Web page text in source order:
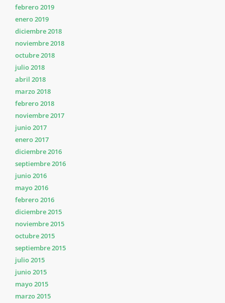
febrero 2019
enero 2019
diciembre 2018
noviembre 2018
octubre 2018
julio 2018
abril 2018
marzo 2018
febrero 2018
noviembre 2017
junio 2017
enero 2017
diciembre 2016
septiembre 2016
junio 2016
mayo 2016
febrero 2016
diciembre 2015
noviembre 2015
octubre 2015
septiembre 2015
julio 2015
junio 2015
mayo 2015
marzo 2015